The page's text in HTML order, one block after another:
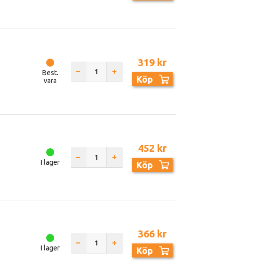
Best.
vara
319 kr
Köp
I lager
452 kr
Köp
I lager
366 kr
Köp